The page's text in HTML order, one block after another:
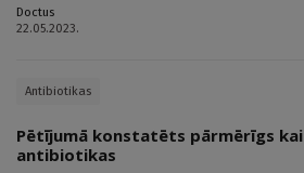
Doctus
22.05.2023.
Antibiotikas
Pētījumā konstatēts pārmērīgs
antibiotikas